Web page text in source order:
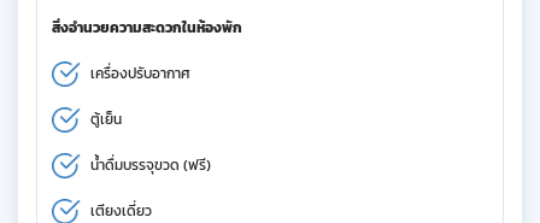
สิ่งอำนวยความสะดวกในห้องพัก
เครื่องปรับอากาศ
ตู้เย็น
น้ำดื่มบรรจุขวด (ฟรี)
เตียงเดี่ยว